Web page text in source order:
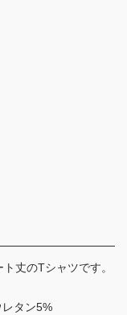
丈のTシャツです。
レタン5%